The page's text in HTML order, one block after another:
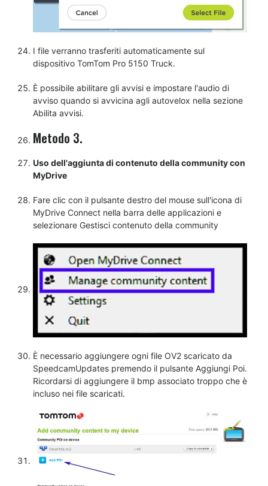
I file verranno trasferiti automaticamente sul
dispositivo TomTom Pro 5150 Truck.
È possibile abilitare gli avvisi e impostare l'audio di
avviso quando si avvicina agli autovelox nella sezione
Abilita avvisi.
Metodo 3.
Uso dell'aggiunta di contenuto della community con
MyDrive
Fare clic con il pulsante destro del mouse sull'icona di
MyDrive Connect nella barra delle applicazioni e
selezionare Gestisci contenuto della community
È necessario aggiungere ogni file OV2 scaricato da
SpeedcamUpdates premendo il pulsante Aggiungi Poi.
Ricordarsi di aggiungere il bmp associato troppo che è
incluso nei file scaricati.